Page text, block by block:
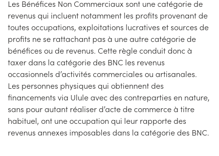
Les Bénéfices Non Commerciaux sont une catégorie de
revenus qui incluent notamment les profits provenant de
toutes occupations, exploitations lucratives et sources de
profits ne se rattachant pas à une autre catégorie de
bénéfices ou de revenus. Cette règle conduit donc à
taxer dans la catégorie des BNC les revenus
occasionnels d’activités commerciales ou artisanales.
Les personnes physiques qui obtiennent des
financements via Ulule avec des contreparties en nature,
sans pour autant réaliser d’acte de commerce à titre
habituel, ont une occupation qui leur rapporte des
revenus annexes imposables dans la catégorie des BNC.